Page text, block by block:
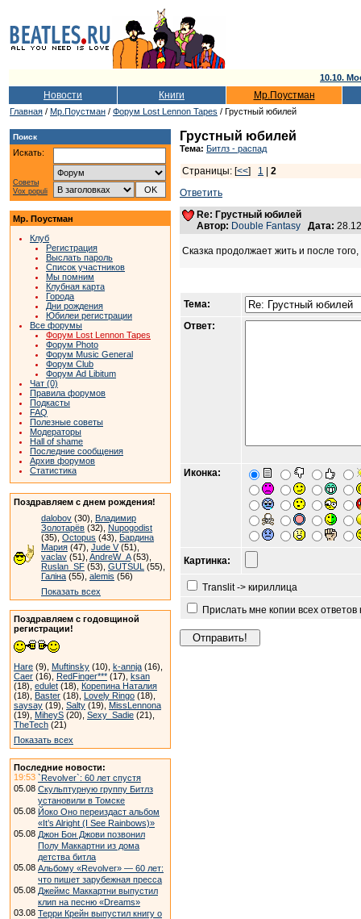
10.10.
Новости Книги Мр.Поустман
Главная / Мр.Поустман / Форум Lost Lennon Tapes / Грустный юбилей
Поиск
Искать:
Советы
Vox populi
Мр. Поустман
Клуб
Регистрация
Выслать пароль
Список участников
Мы помним
Клубная карта
Города
Дни рождения
Юбилеи регистрации
Все форумы
Форум Lost Lennon Tapes
Форум Photo
Форум Music General
Форум Club
Форум Ad Libitum
Чат (0)
Правила форумов
Подкасты
FAQ
Полезные советы
Модераторы
Hall of shame
Последние сообщения
Архив форумов
Статистика
Поздравляем с днем рождения!
dalobov (30), Владимир
Золотарёв (32), Nupogodist
(35), Octopus (43), Бардина
Мария (47), Jude V(51),
vaclav (51), AndreW_A(53),
Ruslan_SF (53), GUTSUL (55),
Галіна (55), alemis (56)
Показать всех
Поздравляем с годовщиной
регистрации!
Hare (9), Muftinsky (10), k-annja (16),
Caer (16), RedFinger*** (17), ksan
(18), edulet (18), Корепина Наталия
(18), Baster (18), Lovely Ringo (18),
saysay (19), Salty (19), MissLennona
(19), MiheyS (20), Sexy_Sadie (21),
TheTech (21)
Показать всех
Последние новости:
19:53 `Revolver`: 60 лет спустя
05.08 Скульптурную группу Битлз
установили в Томске
05.08 Йоко Оно переиздаст альбом
«It’s Alright (I See Rainbows)»
05.08 Джон Бон Джови позвонил
Полу Маккартни из дома
детства битла
05.08 Альбому «Revolver» — 60 лет:
что пишет зарубежная пресса
05.08 Джеймс Маккартни выпустил
клип на песню «Dreams»
03.08 Терри Крейн выпустил книгу о
Грустный юбилей
Тема: Битлз - распад
Страницы: [<<] 1
2
Ответить
Re: Грустный юбилей
Автор: Double Fantasy Дата:
Сказка продолжает жить и после
Тема:
Ответ:
Иконка:
Картинка:
Translit -> кириллица
Прислать мне копии всех